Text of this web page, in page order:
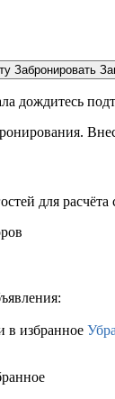
Забронировать
дождитесь
для
в избранное